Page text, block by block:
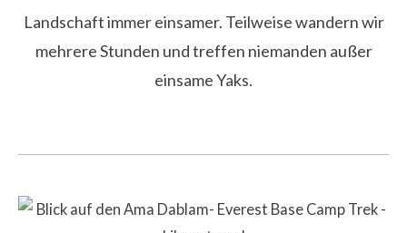
Landschaft immer einsamer. Teilweise wandern wir
mehrere Stunden und treffen niemanden außer
einsame Yaks.